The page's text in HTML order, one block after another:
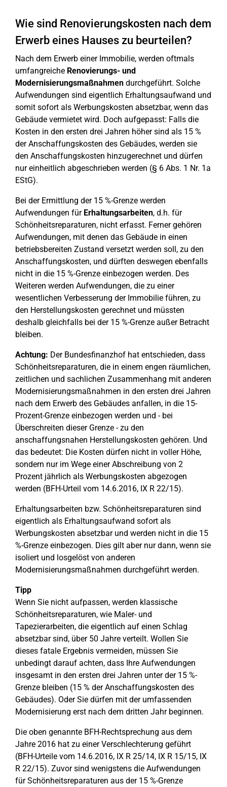
Wie sind Renovierungskosten nach dem
Erwerb eines Hauses zu beurteilen?
Nach dem Erwerb einer Immobilie, werden oftmals
umfangreiche Renovierungs- und
Modernisierungsmaßnahmen durchgeführt. Solche
Aufwendungen sind eigentlich Erhaltungsaufwand und
somit sofort als Werbungskosten absetzbar, wenn das
Gebäude vermietet wird. Doch aufgepasst: Falls die
Kosten in den ersten drei Jahren höher sind als 15 %
der Anschaffungskosten des Gebäudes, werden sie
den Anschaffungskosten hinzugerechnet und dürfen
nur einheitlich abgeschrieben werden (§ 6 Abs. 1 Nr. 1a
EStG).
Bei der Ermittlung der 15 %-Grenze werden
Aufwendungen für Erhaltungsarbeiten, d.h. für
Schönheitsreparaturen, nicht erfasst. Ferner gehören
Aufwendungen, mit denen das Gebäude in einen
betriebsbereiten Zustand versetzt werden soll, zu den
Anschaffungskosten, und dürften deswegen ebenfalls
nicht in die 15 %-Grenze einbezogen werden. Des
Weiteren werden Aufwendungen, die zu einer
wesentlichen Verbesserung der Immobilie führen, zu
den Herstellungskosten gerechnet und müssten
deshalb gleichfalls bei der 15 %-Grenze außer Betracht
bleiben.
Achtung: Der Bundesfinanzhof hat entschieden, dass
Schönheitsreparaturen, die in einem engen räumlichen,
zeitlichen und sachlichen Zusammenhang mit anderen
Modernisierungsmaßnahmen in den ersten drei Jahren
nach dem Erwerb des Gebäudes anfallen, in die 15-
Prozent-Grenze einbezogen werden und - bei
Überschreiten dieser Grenze - zu den
anschaffungsnahen Herstellungskosten gehören. Und
das bedeutet: Die Kosten dürfen nicht in voller Höhe,
sondern nur im Wege einer Abschreibung von 2
Prozent jährlich als Werbungskosten abgezogen
werden (BFH-Urteil vom 14.6.2016, IX R 22/15).
Erhaltungsarbeiten bzw. Schönheitsreparaturen sind
eigentlich als Erhaltungsaufwand sofort als
Werbungskosten absetzbar und werden nicht in die 15
%-Grenze einbezogen. Dies gilt aber nur dann, wenn sie
isoliert und losgelöst von anderen
Modernisierungsmaßnahmen durchgeführt werden.
Tipp
Wenn Sie nicht aufpassen, werden klassische
Schönheitsreparaturen, wie Maler- und
Tapezierarbeiten, die eigentlich auf einen Schlag
absetzbar sind, über 50 Jahre verteilt. Wollen Sie
dieses fatale Ergebnis vermeiden, müssen Sie
unbedingt darauf achten, dass Ihre Aufwendungen
insgesamt in den ersten drei Jahren unter der 15 %-
Grenze bleiben (15 % der Anschaffungskosten des
Gebäudes). Oder Sie dürfen mit der umfassenden
Modernisierung erst nach dem dritten Jahr beginnen.
Die oben genannte BFH-Rechtsprechung aus dem
Jahre 2016 hat zu einer Verschlechterung geführt
(BFH-Urteile vom 14.6.2016, IX R 25/14, IX R 15/15, IX
R 22/15). Zuvor sind wenigstens die Aufwendungen
für Schönheitsreparaturen aus der 15 %-Grenze